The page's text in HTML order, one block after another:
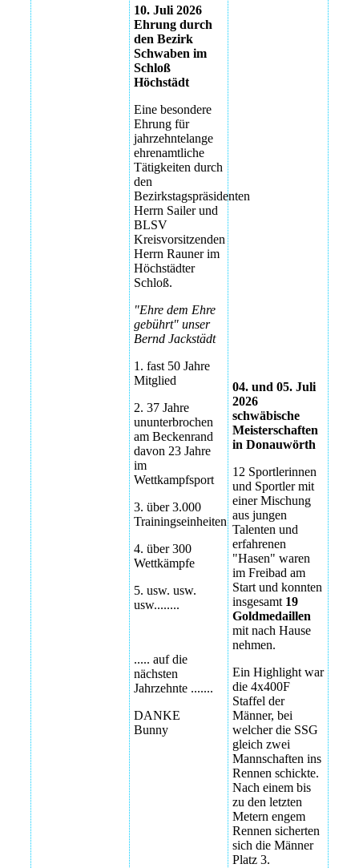
10. Juli 2026
Ehrung durch
den Bezirk
Schwaben im
Schloß
Höchstädt
Eine besondere
Ehrung für
jahrzehntelange
ehrenamtliche
Tätigkeiten durch
den
Bezirkstagspräsidenten
Herrn Sailer und
BLSV
Kreisvorsitzenden
Herrn Rauner im
Höchstädter
Schloß.
"Ehre dem Ehre
gebührt" unser
Bernd Jackstädt
1. fast 50 Jahre
Mitglied
2. 37 Jahre
ununterbrochen
am Beckenrand
davon 23 Jahre
im
Wettkampfsport
3. über 3.000
Trainingseinheiten
4. über 300
Wettkämpfe
5. usw. usw.
usw........
..... auf die
nächsten
Jahrzehnte .......
DANKE
Bunny
Bezirksmeisterschaften
Bezirksmeisterschaften
Bezirksmeisterschaften
Bezirksmeisterschaften
Bezirksmeisterschaften
2026
Bezirksmeisterschaften
Bezirksmeisterschaften
Bezirksmeisterschaften
Bezirksmeisterschaften
04. und 05. Juli
2026
schwäbische
Meisterschaften
in Donauwörth
12 Sportlerinnen
und Sportler mit
einer Mischung
aus jungen
Talenten und
erfahrenen
"Hasen" waren
im Freibad am
Start und konnten
insgesamt 19
Goldmedaillen
mit nach Hause
nehmen.
Ein Highlight war
die 4x400F
Staffel der
Männer, bei
welcher die SSG
gleich zwei
Mannschaften ins
Rennen schickte.
Nach einem bis
zu den letzten
Metern engem
Rennen sicherten
sich die Männer
Platz 3.